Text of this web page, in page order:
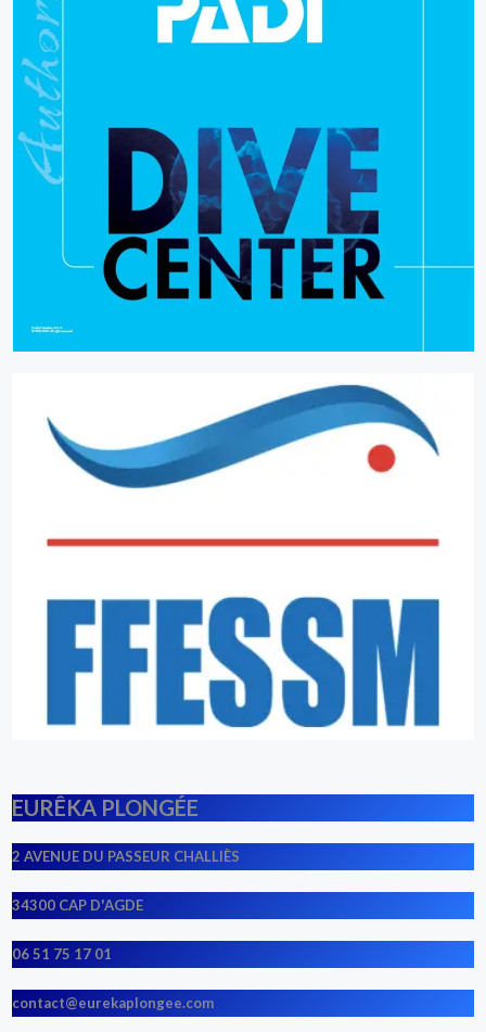
EURÊKA PLONGÉE
2 AVENUE DU PASSEUR CHALLIÈS
34300 CAP D'AGDE
06 51 75 17 01
contact@eurekaplongee.com